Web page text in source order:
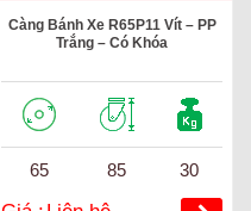
Càng Bánh Xe R65P11 Vít – PP
Trắng – Có Khóa
65 85 30